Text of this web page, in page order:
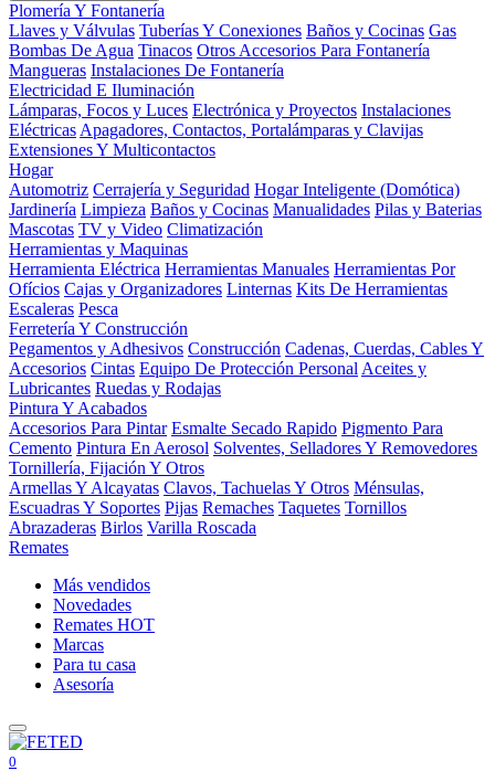
Plomería Y Fontanería
Llaves y Válvulas Tuberías Y Conexiones Baños y Cocinas Gas
Bombas De Agua Tinacos Otros Accesorios Para Fontanería
Mangueras Instalaciones De Fontanería
Electricidad E Iluminación
Lámparas, Focos y Luces Electrónica y Proyectos Instalaciones
Eléctricas Apagadores, Contactos, Portalámparas y Clavijas
Extensiones Y Multicontactos
Hogar
Automotriz Cerrajería y Seguridad Hogar Inteligente (Domótica)
Jardinería Limpieza Baños y Cocinas Manualidades Pilas y Baterias
Mascotas TV y Video Climatización
Herramientas y Maquinas
Herramienta Eléctrica Herramientas Manuales Herramientas Por
Ofícios Cajas y Organizadores Linternas Kits De Herramientas
Escaleras Pesca
Ferretería Y Construcción
Pegamentos y Adhesivos Construcción Cadenas, Cuerdas, Cables Y
Accesorios Cintas Equipo De Protección Personal Aceites y
Lubricantes Ruedas y Rodajas
Pintura Y Acabados
Accesorios Para Pintar Esmalte Secado Rapido Pigmento Para
Cemento Pintura En Aerosol Solventes, Selladores Y Removedores
Tornillería, Fijación Y Otros
Armellas Y Alcayatas Clavos, Tachuelas Y Otros Ménsulas,
Escuadras Y Soportes Pijas Remaches Taquetes Tornillos
Abrazaderas Birlos Varilla Roscada
Remates
Más vendidos
Novedades
Remates HOT
Marcas
Para tu casa
Asesoría
0